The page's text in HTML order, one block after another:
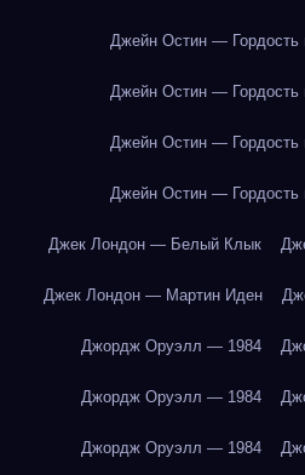
Джейн Остин — Гордость
Джейн Остин — Гордость
Джейн Остин — Гордость
Джейн Остин — Гордость
Джек Лондон — Белый Клык
Джек Лондон — Мартин Иден
Джордж Оруэлл — 1984
Джордж Оруэлл — 1984
Джордж Оруэлл — 1984